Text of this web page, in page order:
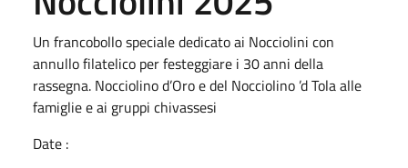
Un francobollo speciale dedicato ai Nocciolini con
annullo filatelico per festeggiare i 30 anni della
rassegna. Nocciolino d’Oro e del Nocciolino ’d Tola alle
famiglie e ai gruppi chivassesi
Date :